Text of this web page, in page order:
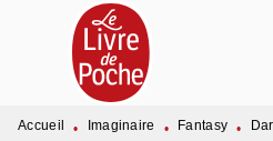
MENU RECHERCHE
PIED DE PAGE
Accueil • Imaginaire • Fantasy •